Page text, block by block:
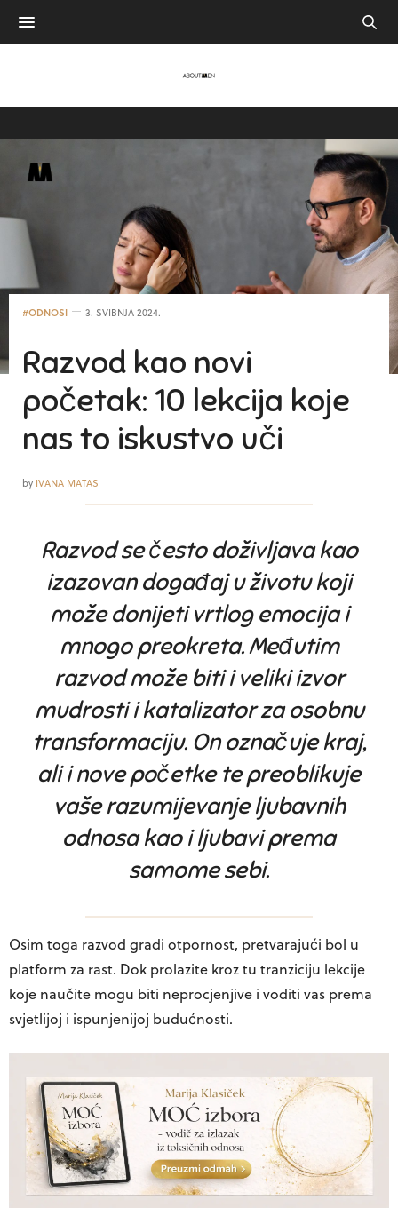
#ODNOSI 3. SVIBNJA 2024.
Razvod kao novi
početak: 10 lekcija koje
nas to iskustvo uči
by IVANA MATAS
Razvod se često doživljava kao
izazovan događaj u životu koji
može donijeti vrtlog emocija i
mnogo preokreta. Međutim
razvod može biti i veliki izvor
mudrosti i katalizator za osobnu
transformaciju. On označuje kraj,
ali i nove početke te preoblikuje
vaše razumijevanje ljubavnih
odnosa kao i ljubavi prema
samome sebi.
Osim toga razvod gradi otpornost, pretvarajući bol u
platform za rast. Dok prolazite kroz tu tranziciju lekcije
koje naučite mogu biti neprocjenjive i voditi vas prema
svjetlijoj i ispunjenijoj budućnosti.